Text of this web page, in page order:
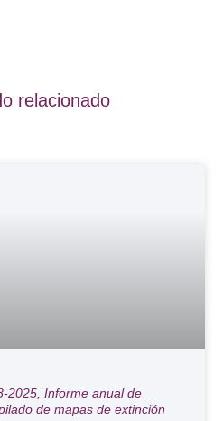
relacionado
2025, Informe anual de
de mapas de extinción